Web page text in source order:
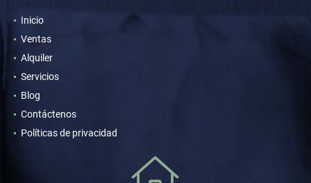
Inicio
Ventas
Alquiler
Servicios
Blog
Contáctenos
Políticas de privacidad